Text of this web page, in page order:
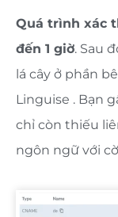
Quá trình xác
đến 1 giờ. Sau
lá cây ở phần
Linguise . Bạn
chỉ còn thiếu
ngôn ngữ với